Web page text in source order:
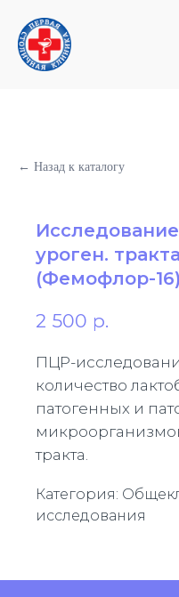
Первая Столичная
← Назад к каталогу
уроген.
(Фемофлор-16)
2 500 р.
ПЦР-
количество
патогенных и
тракта.
Категория:
исследования